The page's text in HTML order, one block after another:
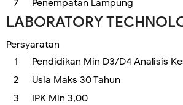
Penempatan Lampung
LABORATORY
Persyaratan
Pendidikan Min D3/D4 Analisis
Usia Maks 30 Tahun
IPK Min 3,00